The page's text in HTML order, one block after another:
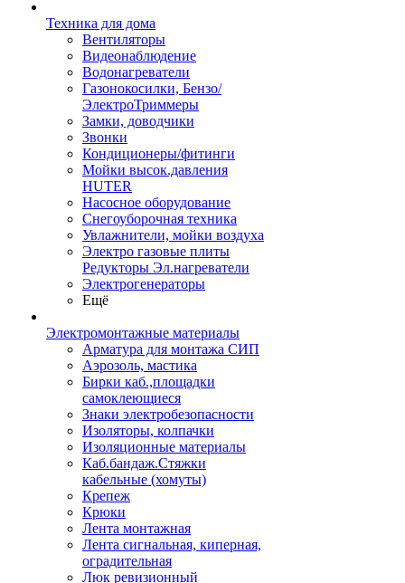
Техника для дома
Вентиляторы
Видеонаблюдение
Водонагреватели
Газонокосилки, Бензо/
ЭлектроТриммеры
Замки, доводчики
Звонки
Кондиционеры/фитинги
Мойки высок.давления
HUTER
Насосное оборудование
Снегоуборочная техника
Увлажнители, мойки воздуха
Электро газовые плиты
Редукторы Эл.нагреватели
Электрогенераторы
Ещё
Электромонтажные материалы
Арматура для монтажа СИП
Аэрозоль, мастика
Бирки каб.,площадки
самоклеющиеся
Знаки электробезопасности
Изоляторы, колпачки
Изоляционные материалы
Каб.бандаж.Стяжки
кабельные (хомуты)
Крепеж
Крюки
Лента монтажная
Лента сигнальная, киперная,
оградительная
Люк ревизионный